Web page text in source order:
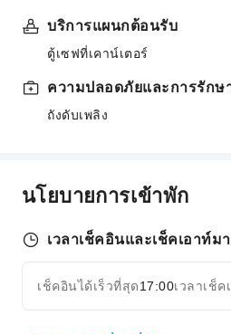
บริการแผนกต้อนรับ
ตู้เซฟที่เคาน์เตอร์
ความปลอดภัยและการรักษ
ถังดับเพลิง
นโยบายการเข้าพัก
เวลาเช็คอินและเช็คเอาท์ม
เช็คอินได้เร็วที่สุด17:00เวลาเช็ค